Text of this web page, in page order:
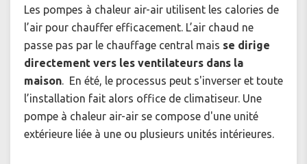
Les pompes à chaleur air-air utilisent les calories de
l’air pour chauffer efficacement. L’air chaud ne
passe pas par le chauffage central mais se dirige
directement vers les ventilateurs dans la
maison. En été, le processus peut s'inverser et toute
l’installation fait alors office de climatiseur. Une
pompe à chaleur air-air se compose d'une unité
extérieure liée à une ou plusieurs unités intérieures.